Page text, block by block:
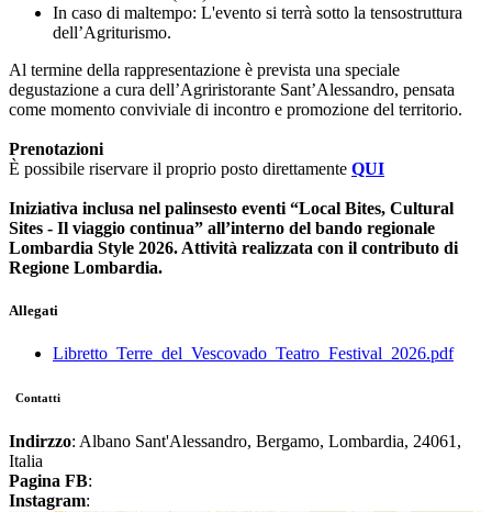
In caso di maltempo: L'evento si terrà sotto la tensostruttura
dell’Agriturismo.
Al termine della rappresentazione è prevista una speciale
degustazione a cura dell’Agriristorante Sant’Alessandro, pensata
come momento conviviale di incontro e promozione del territorio.
Prenotazioni
È possibile riservare il proprio posto direttamente QUI
Iniziativa inclusa nel palinsesto eventi “Local Bites, Cultural
Sites - Il viaggio continua” all’interno del bando regionale
Lombardia Style 2026. Attività realizzata con il contributo di
Regione Lombardia.
Allegati
Libretto_Terre_del_Vescovado_Teatro_Festival_2026.pdf
Contatti
Indirzzo: Albano Sant'Alessandro, Bergamo, Lombardia, 24061,
Italia
Pagina FB:
Instagram: